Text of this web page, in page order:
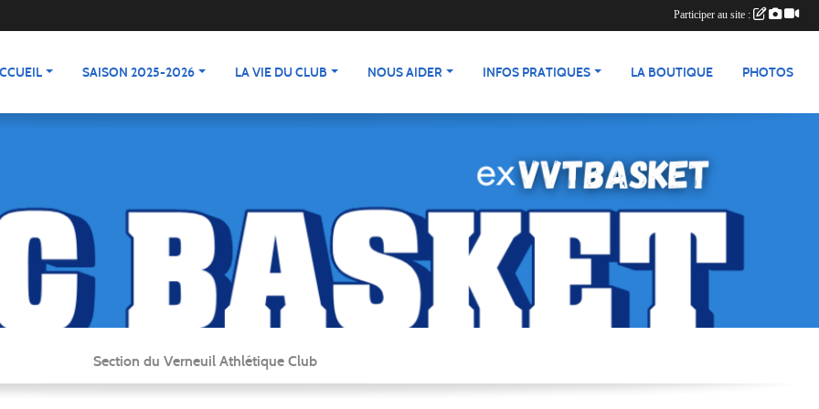
SAISON 2025-2026 LA VIE DU CLUB NOUS AIDER INFOS PRATIQUES LA BOUTIQUE PHOTOS
Section du Verneuil Athlétique Club
Participer au site :